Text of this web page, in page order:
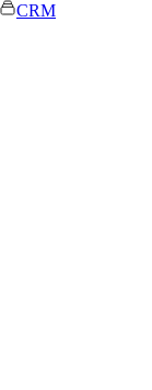
CRM